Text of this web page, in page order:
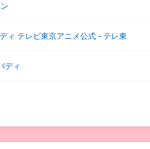
ィ テレビ東京アニメ公式 - テレ東
ディ